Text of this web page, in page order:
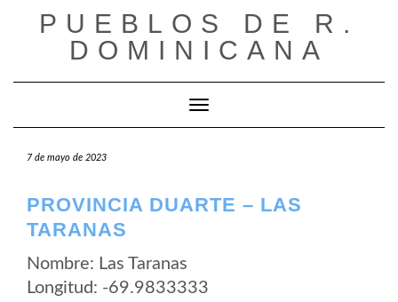
PUEBLOS DE R.
DOMINICANA
Cambiar modo de navegación
7 de mayo de 2023
PROVINCIA DUARTE – LAS
TARANAS
Nombre: Las Taranas
Longitud: -69.9833333